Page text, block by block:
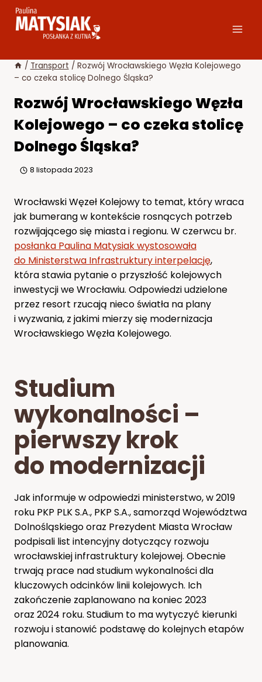
Przejdź
/ Transport / Rozwój Wrocławskiego Węzła Kolejowego
– co czeka stolicę Dolnego Śląska?
Rozwój Wrocławskiego Węzła
Kolejowego – co czeka stolicę
Dolnego Śląska?
8 listopada 2023
Wrocławski Węzeł Kolejowy to temat, który wraca
jak bumerang w kontekście rosnących potrzeb
rozwijającego się miasta i regionu. W czerwcu br.
posłanka Paulina Matysiak wystosowała
do Ministerstwa Infrastruktury interpelację,
która stawia pytanie o przyszłość kolejowych
inwestycji we Wrocławiu. Odpowiedzi udzielone
przez resort rzucają nieco światła na plany
i wyzwania, z jakimi mierzy się modernizacja
Wrocławskiego Węzła Kolejowego.
Studium
wykonalności –
pierwszy krok
do modernizacji
Jak informuje w odpowiedzi ministerstwo, w 2019
roku PKP PLK S.A., PKP S.A., samorząd Województwa
Dolnośląskiego oraz Prezydent Miasta Wrocław
podpisali list intencyjny dotyczący rozwoju
wrocławskiej infrastruktury kolejowej. Obecnie
trwają prace nad studium wykonalności dla
kluczowych odcinków linii kolejowych. Ich
zakończenie zaplanowano na koniec 2023
oraz 2024 roku. Studium to ma wytyczyć kierunki
rozwoju i stanowić podstawę do kolejnych etapów
planowania.